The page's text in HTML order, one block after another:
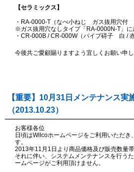
【セラミックス】
・RA-0000-T（なべ小ねじ ガス抜用穴付
※ガス抜用穴なしタイプ「RA-0000N-T」に
・CR-000B / CR-000W（パイプ碍子 白 / 赤
今後共ご愛顧賜りますよう宜しくお願い申し
【重要】10月31日メンテナンス実
（2013.10.23）
お客様各位
日頃はWilcoホームページをご利用いただき
す。
2013年11月1日より商品価格及び販売数量
それに伴い、システムメンテナンスを行う
ームページがご利用頂けません。